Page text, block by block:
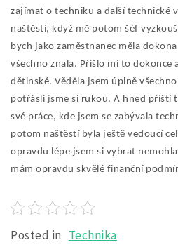
zajímat o techniku a další technické
naštěstí, když mě potom šéf
bych jako zaměstnanec měla
všechno znala. Přišlo mi to dokonce
dětinské. Věděla jsem úplně
potřásli jsme si rukou. A hned příští
své práce, kde jsem se zabývala
potom naštěstí byla ještě vedoucí
opravdu lépe jsem si vybrat
mám opravdu skvělé finanční
Posted in Technika